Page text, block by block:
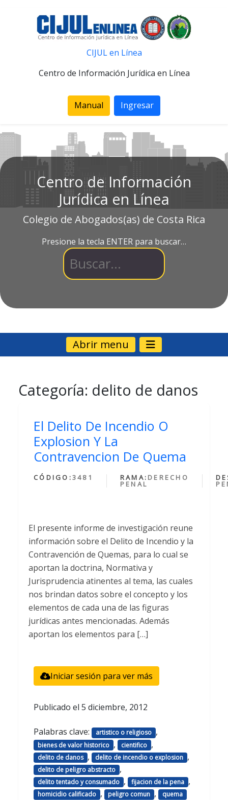
CIJUL en Línea
Centro de Información Jurídica en Línea
Manual Ingresar
Centro de Información
Jurídica en Línea
Colegio de Abogados(as) de Costa Rica
Presione la tecla ENTER para buscar…
Abrir menu
Categoría: delito de danos
El Delito De Incendio O
Explosion Y La
Contravencion De Quema
CÓDIGO:3481 RAMA: DERECHO
PENAL
El presente informe de investigación reune
información sobre el Delito de Incendio y la
Contravención de Quemas, para lo cual se
aportan la doctrina, Normativa y
Jurisprudencia atinentes al tema, las cuales
nos brindan datos sobre el concepto y los
elementos de cada una de las figuras
jurídicas antes mencionadas. Además
aportan los elementos para […]
Iniciar sesión para ver más
Publicado el 5 diciembre, 2012
Palabras clave: artistico o religioso ,
bienes de valor historico , cientifico ,
delito de danos , delito de incendio o explosion ,
delito de peligro abstracto ,
delito tentado y consumado , fijacion de la pena ,
homicidio calificado , peligro comun , quema